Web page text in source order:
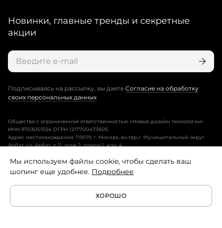
Новинки, главные тренды и секретные
акции
Подписываясь на рассылку, вы даете Согласие на обработку
своих персональных данных
Общество с ограниченной ответственностью «Новые дизайн технологии»
ИНН 9703051534 ОГРН 1217700473605
Адрес местонахождения: 119019, г. Москва, вн.тер.г. Муниципальный округ
Арбат, ул. Арбат, д.11, этаж 2, помещ.1, ком. 4.
Пользовательское соглашение
Политика конфиденциальности
Условия программы лояльности
Мы используем файлы cookie, чтобы сделать ваш
шопинг еще удобнее. Подробнее
ХОРОШО